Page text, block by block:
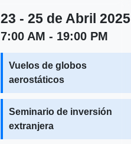
23 - 25 de Abril 2025
7:00 AM - 19:00 PM
Vuelos de globos
aerostáticos
Seminario de inversión
extranjera